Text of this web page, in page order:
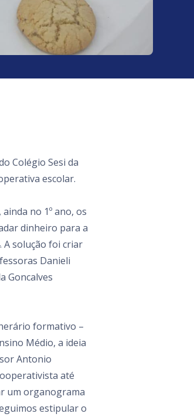
Colégio Sesi da
escolar.
no 1º ano, os
dinheiro para a
A solução foi criar
Danieli
Goncalves
formativo –
Médio, a ideia
Antonio
até
um organograma
estipular o